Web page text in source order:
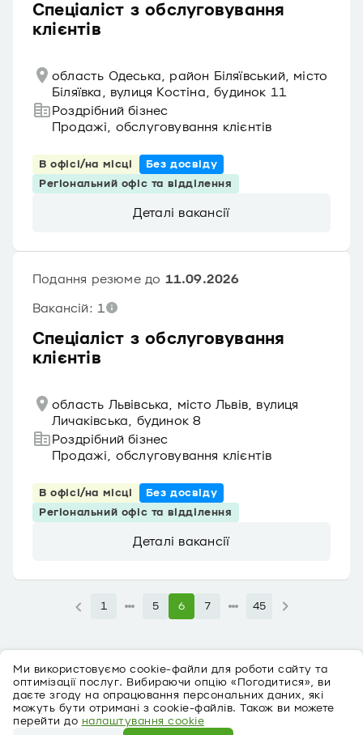
Ми використовуємо cookie-файли для роботи сайту та
оптимізації послуг. Вибираючи опцію «Погодитися», ви
даєте згоду на опрацювання персональних даних, які
можуть бути отримані з cookie-файлів. Також ви можете
перейти до налаштування cookie
Спеціаліст з обслуговування
клієнтів
область Одеська, район Біляївський, місто
Біляївка, вулиця Костіна, будинок 11
Роздрібний бізнес
Продажі, обслуговування клієнтів
В офісі/на місці
Без досвіду
Регіональний офіс та відділення
Деталі вакансії
Спеціаліст з обслуговування
клієнтів
Подання резюме до 11.09.2026
Вакансій: 1
область Львівська, місто Львів, вулиця
Личаківська, будинок 8
Роздрібний бізнес
Продажі, обслуговування клієнтів
В офісі/на місці
Без досвіду
Регіональний офіс та відділення
Деталі вакансії
1 5 6 7 45